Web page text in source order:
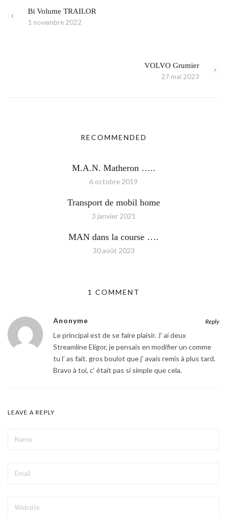
Bi Volume TRAILOR
1 novembre 2022
VOLVO Grumier
27 mai 2023
RECOMMENDED
M.A.N. Matheron …..
6 octobre 2019
Transport de mobil home
3 janvier 2021
MAN dans la course ….
30 août 2023
1 COMMENT
Anonyme
Le principal est de se faire plaisir. J’ ai deux
Streamline Eligor, je pensais en modifier un comme
tu l’ as fait. gros boulot que j’ avais remis à plus tard.
Bravo à toi, c’ était pas si simple que cela.
Reply
LEAVE A REPLY